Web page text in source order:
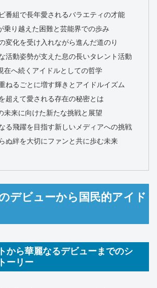
番組で長年愛されるバラエティの才能
乗り越えた困難と芸能界での歩み
変化を受け入れながら進んだ道のり
活動姿勢が支えた息の長いタレント活動
在へ続くアイドルとしての哲学
ねるごとに増す輝きとアイドルイズム
超えて愛される存在の秘密とは
未来に向けた新たな挑戦と展望
る飛躍を目指す新しいメディアへの挑戦
ぬ絆を大切にファンと共に歩む未来
デビューから国民的アイド
から華麗なるデビューまでのシ
ーリー